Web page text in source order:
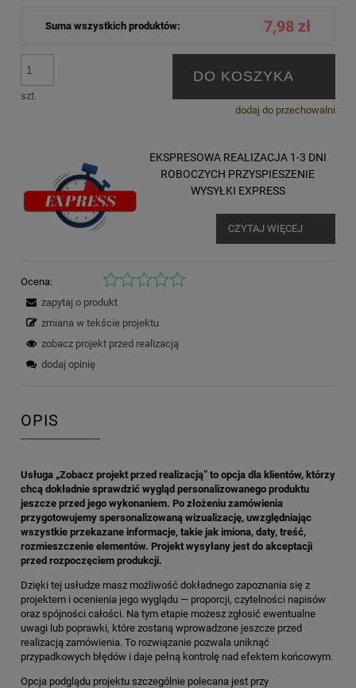
Suma wszystkich produktów: 7,98 zł
szt.
DO KOSZYKA
dodaj do przechowalni
EKSPRESOWA REALIZACJA 1-3 DNI
ROBOCZYCH PRZYSPIESZENIE
WYSYŁKI EXPRESS
CZYTAJ WIĘCEJ
Ocena:
zapytaj o produkt
zmiana w tekście projektu
zobacz projekt przed realizacją
dodaj opinię
OPIS
Usługa „Zobacz projekt przed realizacją” to opcja dla klientów, którzy
chcą dokładnie sprawdzić wygląd personalizowanego produktu
jeszcze przed jego wykonaniem. Po złożeniu zamówienia
przygotowujemy spersonalizowaną wizualizację, uwzględniając
wszystkie przekazane informacje, takie jak imiona, daty, treść,
rozmieszczenie elementów. Projekt wysyłany jest do akceptacji
przed rozpoczęciem produkcji.
Dzięki tej usłudze masz możliwość dokładnego zapoznania się z
projektem i ocenienia jego wyglądu — proporcji, czytelności napisów
oraz spójności całości. Na tym etapie możesz zgłosić ewentualne
uwagi lub poprawki, które zostaną wprowadzone jeszcze przed
realizacją zamówienia. To rozwiązanie pozwala uniknąć
przypadkowych błędów i daje pełną kontrolę nad efektem końcowym.
Opcja podglądu projektu szczególnie polecana jest przy